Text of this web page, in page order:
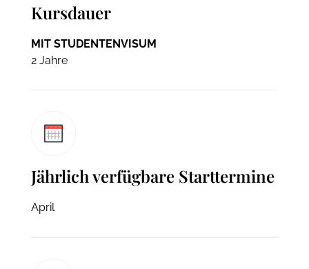
Kursdauer
MIT STUDENTENVISUM
2 Jahre
Jährlich verfügbare Starttermine
April